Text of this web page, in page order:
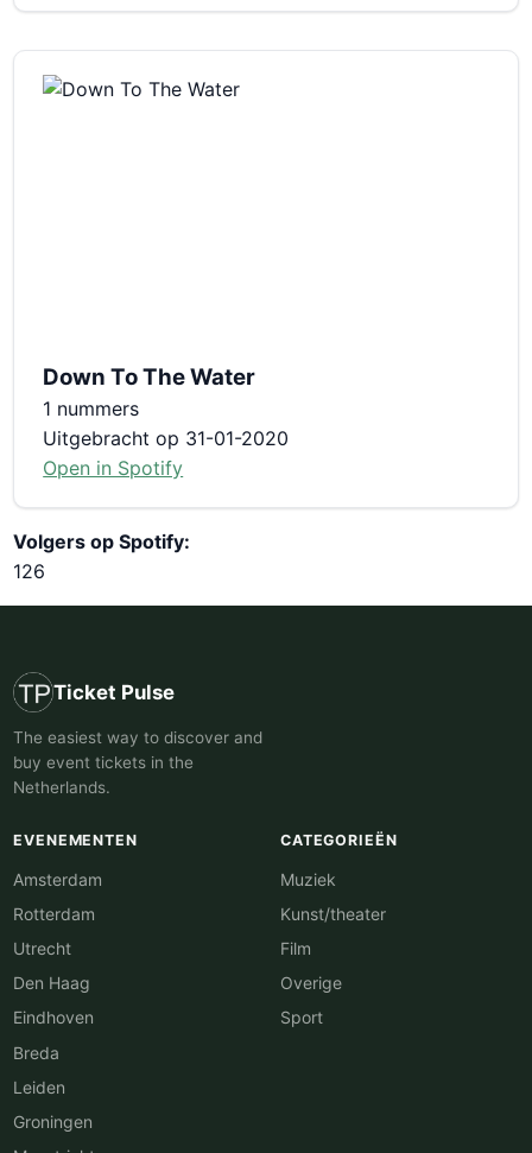
Down To The Water
1 nummers
Uitgebracht op 31-01-2020
Open in Spotify
Volgers op Spotify:
126
Ticket Pulse
The easiest way to discover and
buy event tickets in the
Netherlands.
EVENEMENTEN
Amsterdam
Rotterdam
Utrecht
Den Haag
Eindhoven
Breda
Leiden
Groningen
CATEGORIEËN
Muziek
Kunst/theater
Film
Overige
Sport